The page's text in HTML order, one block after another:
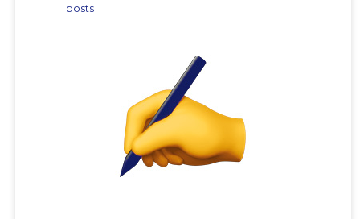
posts